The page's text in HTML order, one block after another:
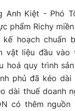
Anh Kiệt - Phó
phẩm Richy miền
hoạch chuẩn
vật liệu đầu vào
hoá quy trình
phủ đã kéo
dài thuế doanh
có thêm nguồn